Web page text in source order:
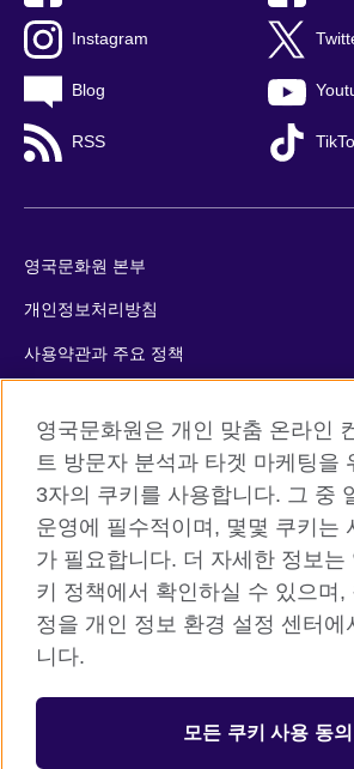
Instagram
Blog
RSS
영국문화원 본부
개인정보처리방침
사용약관과 주요 정책
사이트맵
© 2026 British Council
The United Kingdom’s international
relations and educational opportunities. A
209131 (England and Wales) SC037733
서울시 중구 서소문로 11길 19 (정동 34-5
주한영국문화원 (우) 04516
영국문화원은 개인 맞춤 온라인
트 방문자 분석과 타겟 마케팅을
3자의 쿠키를 사용합니다. 그 중
운영에 필수적이며, 몇몇 쿠키는
가 필요합니다. 더 자세한 정보는
키 정책에서 확인하실 수 있으며,
정을 개인 정보 환경 설정 센터에
니다.
모든 쿠키 사용 동의